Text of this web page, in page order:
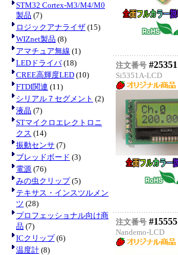
STM32 Cortex-M3/M4/M0
製品 (7)
ロジックアナライザ (15)
WIZnet製品 (8)
アマチュア無線 (1)
LEDドライバ(18)
CREE高輝度LED (10)
FTDI関連 (11)
シリアル７セグメント (2)
液晶 (7)
STマイクロエレクトロニ
クス (14)
振動センサ (7)
ブレッドボード (3)
電源 (76)
みの虫クリップ(5)
テキサス・インスツルメン
ツ (28)
プロフェッショナル向け商
品 (7)
ICクリップ(6)
温度計 (8)
注文番号 #25351
Si5351A-LCD
注文番号 #15555
Nandemo-LCD